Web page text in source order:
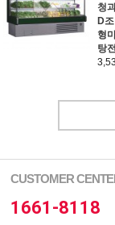
청
D
형
탕
CUSTOMER
1661-8118